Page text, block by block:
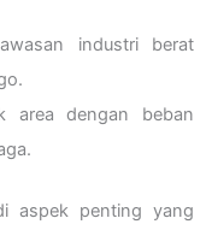
industri berat
area dengan beban
aspek penting yang